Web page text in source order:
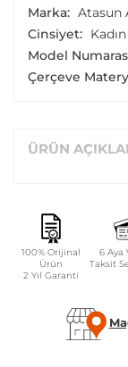
100% Orijinal
Ürün
2 Yıl Garanti
6 Aya
Taksit
ÜRÜN
Marka: Atasun
Cinsiyet: Kadın
Model
Çerçeve